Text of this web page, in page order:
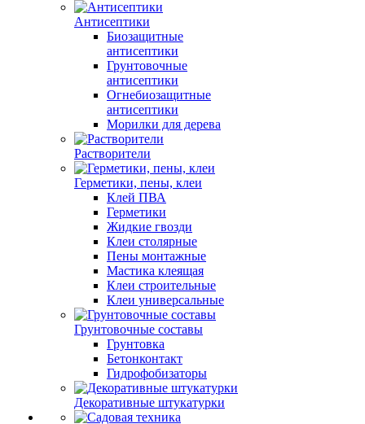
Антисептики
Биозащитные
антисептики
Грунтовочные
антисептики
Огнебиозащитные
антисептики
Морилки для дерева
Растворители
Герметики, пены, клеи
Клей ПВА
Герметики
Жидкие гвозди
Клеи столярные
Пены монтажные
Мастика клеящая
Клеи строительные
Клеи универсальные
Грунтовочные составы
Грунтовка
Бетонконтакт
Гидрофобизаторы
Декоративные штукатурки